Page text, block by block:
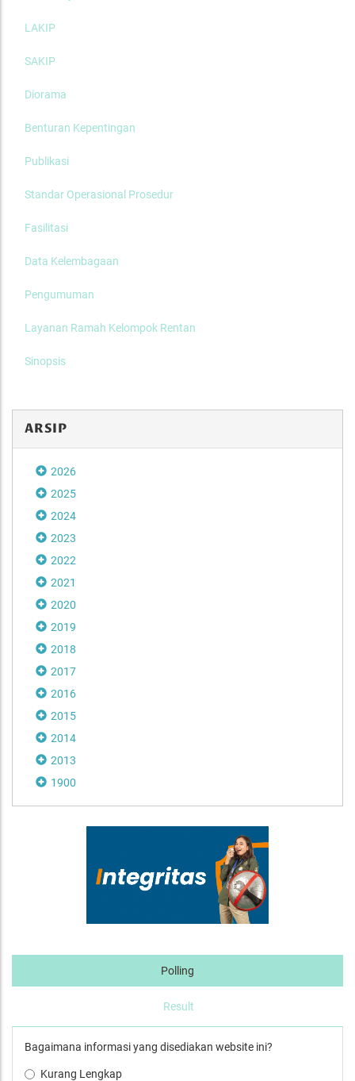
LAKIP
SAKIP
Diorama
Benturan Kepentingan
Publikasi
Standar Operasional Prosedur
Fasilitasi
Data Kelembagaan
Pengumuman
Layanan Ramah Kelompok Rentan
Sinopsis
ARSIP
2026
2025
2024
2023
2022
2021
2020
2019
2018
2017
2016
2015
2014
2013
1900
Polling
Result
Bagaimana informasi yang disediakan website ini?
Kurang Lengkap